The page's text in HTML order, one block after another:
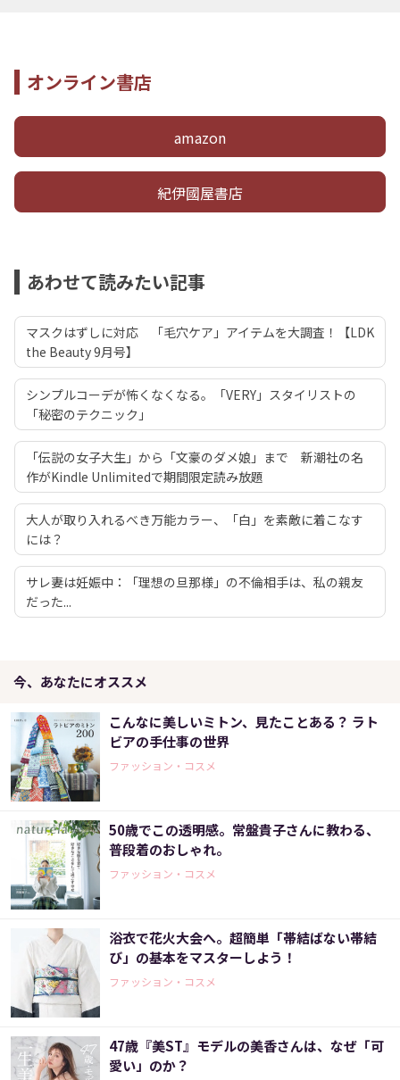
オンライン書店
amazon
紀伊國屋書店
あわせて読みたい記事
マスクはずしに対応 「毛穴ケア」アイテムを大調査！【LDK
the Beauty 9月号】
シンプルコーデが怖くなくなる。「VERY」スタイリストの
「秘密のテクニック」
「伝説の女子大生」から「文豪のダメ娘」まで 新潮社の名
作がKindle Unlimitedで期間限定読み放題
大人が取り入れるべき万能カラー、「白」を素敵に着こなす
には？
サレ妻は妊娠中：「理想の旦那様」の不倫相手は、私の親友
だった...
今、あなたにオススメ
こんなに美しいミトン、見たことある？ ラト
ビアの手仕事の世界
ファッション・コスメ
50歳でこの透明感。常盤貴子さんに教わる、
普段着のおしゃれ。
ファッション・コスメ
浴衣で花火大会へ。超簡単「帯結ばない帯結
び」の基本をマスターしよう！
ファッション・コスメ
47歳『美ST』モデルの美香さんは、なぜ「可
愛い」のか？